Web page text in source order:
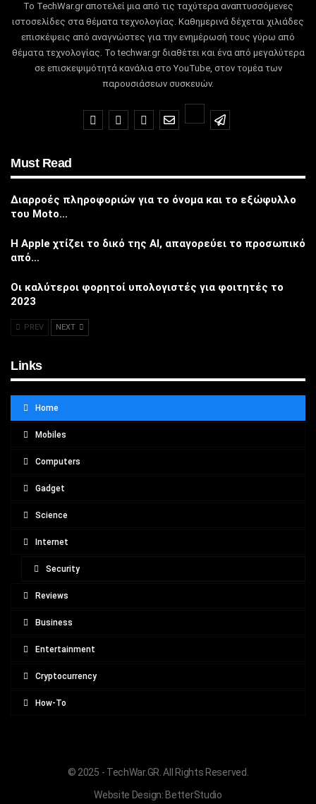
Το TechWar.gr αποτελεί μια από τις ταχύτερα αναπτυσσόμενες
ιστοσελίδες στα θέματα τεχνολογίας. Καθημερινά δέχεται χιλιάδες
επισκέψεις από αναγνώστες για την ενημέρωσή τους γύρω από
θέματα τεχνολογίας. Το techwar.gr διαθέτει και ένα από μεγαλύτερα
σε επισκεψιμότητά κανάλια στο YouTube, στον τομέα των
παρουσιάσεων συσκευών.
Must Read
Διαρροές πληροφοριών για το όνομα και το εξώφυλλο
του Moto…
Η Apple χτίζει το δικό της AI, απαγορεύει το προσωπικό
από…
Οι καλύτεροι φορητοί υπολογιστές για φοιτητές το
2023
PREV NEXT
Links
Home
Mobiles
Computers
Gadget
Science
Internet
Security
Reviews
Business
Entertainment
Cryptocurrency
How-To
© 2025 - TechWar.GR. All Rights Reserved.
Website Design:BetterStudio